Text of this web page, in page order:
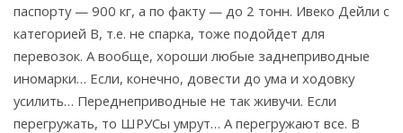
паспорту — 900 кг, а по факту — до 2 тонн. Ивеко Дейли с
категорией В, т.е. не спарка, тоже подойдет для
перевозок. А вообще, хороши любые заднеприводные
иномарки… Если, конечно, довести до ума и ходовку
усилить… Переднеприводные не так живучи. Если
перегружать, то ШРУСы умрут… А перегружают все. В